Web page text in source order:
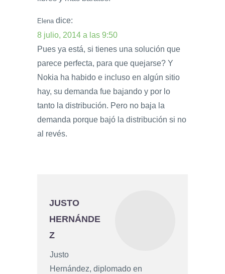
Elena dice:
8 julio, 2014 a las 9:50
Pues ya está, si tienes una solución que
parece perfecta, para que quejarse? Y
Nokia ha habido e incluso en algún sitio
hay, su demanda fue bajando y por lo
tanto la distribución. Pero no baja la
demanda porque bajó la distribución si no
al revés.
JUSTO
HERNÁNDE
Z
Justo
Hernández, diplomado en